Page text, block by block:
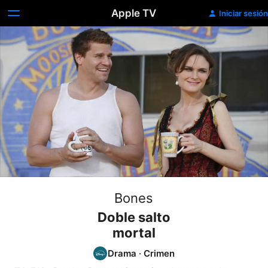
Apple TV Iniciar sesión
Bones
Doble salto
mortal
Drama ·Crimen